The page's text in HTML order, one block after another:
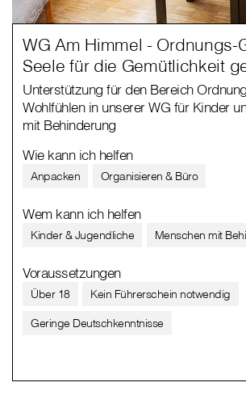
WG Am Himmel - Ordnungs-
Seele für die Gemütlichkeit
Unterstützung für den Bereich
Wohlfühlen in unserer WG für Kinder
mit Behinderung
Wie kann ich helfen
Anpacken Organisieren & Büro
Wem kann ich helfen
Kinder & Jugendliche Menschen mit
Voraussetzungen
Über 18
Kein Führerschein notwendig
Geringe Deutschkenntnisse